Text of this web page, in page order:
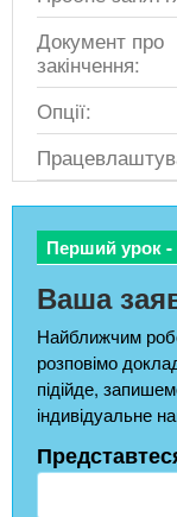
Документ про
закінчення:
Опції:
Перший урок
Ваша
Найближчим
розповімо
підійде,
індивідуальне